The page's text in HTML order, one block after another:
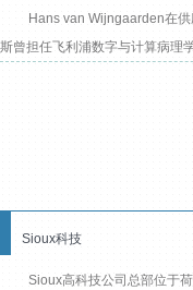
Hans van Wijngaarden在
斯曾担任飞利浦数字与计算病理
Sioux科技
Sioux高科技公司总部位于